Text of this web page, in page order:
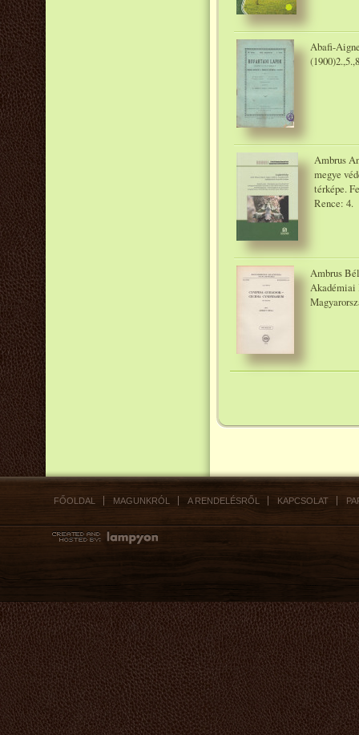
Abafi-
Ambrus
megye
térképe.
Rence: 4.
Ambrus
Akadémiai
FŐOLDAL MAGUNKRÓL A RENDELÉSRŐL KAPCSOLAT